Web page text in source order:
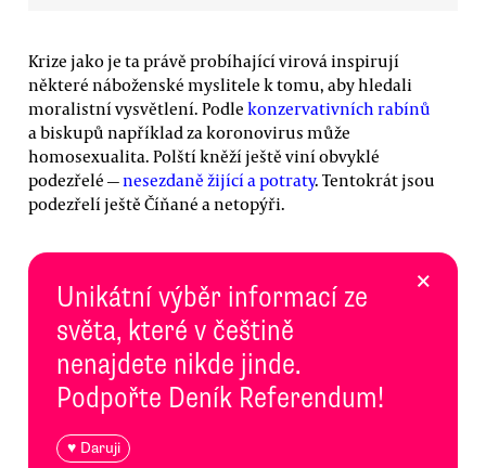
Krize jako je ta právě probíhající virová inspirují
některé náboženské myslitele k tomu, aby hledali
moralistní vysvětlení. Podle konzervativních rabínů
a biskupů například za koronovirus může
homosexualita. Polští kněží ještě viní obvyklé
podezřelé —nesezdaně žijící a potraty. Tentokrát jsou
podezřelí ještě Číňané a netopýři.
Unikátní výběr informací ze
světa, které v češtině
nenajdete nikde jinde.
Podpořte Deník Referendum!
♥ Daruji
×